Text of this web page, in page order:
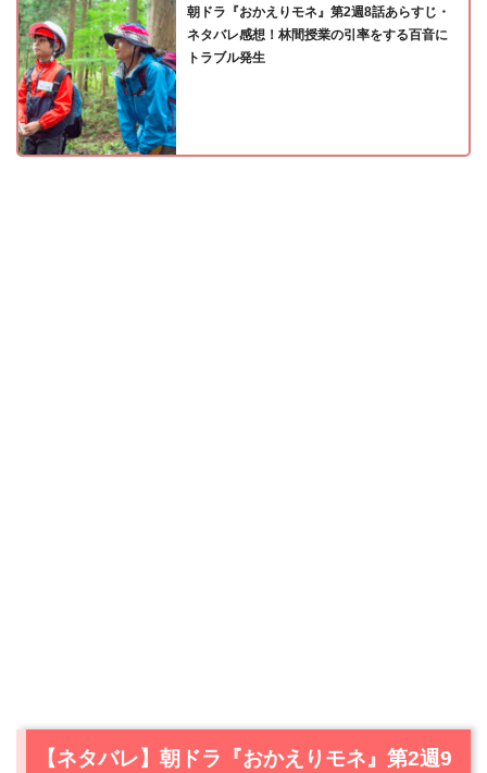
朝ドラ『おかえりモネ』第2週8話あらすじ・
ネタバレ感想！林間授業の引率をする百音に
トラブル発生
【ネタバレ】朝ドラ『おかえりモネ』第2週9